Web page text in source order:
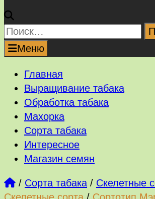
Найти:
Меню
Главная
Выращивание табака
Обработка табака
Махорка
Сорта табака
Интересное
Магазин семян
/ Сорта табака / Скелетные